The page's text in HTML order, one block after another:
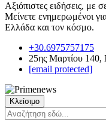
Αξιόπιστες ειδήσεις, με
Μείνετε ενημερωμένοι
Ελλάδα και τον κόσμο.
+30.6975757175
25ης Μαρτίου 140,
[email protected]
Κλείσιμο